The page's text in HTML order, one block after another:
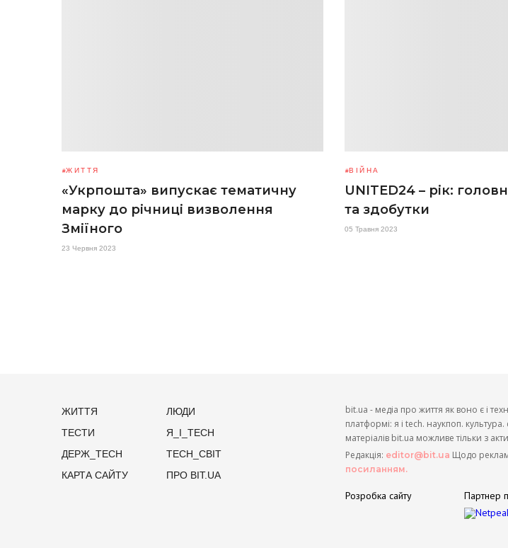
ЖИТТЯ
«Укрпошта» випускає тематичну
марку до річниці визволення
Зміїного
23 Червня 2023
ВІЙНА
UNITED24 – рік:
та здобутки
05 Травня 2023
ЖИТТЯ
ЛЮДИ
ТЕСТИ
Я_І_TECH
ДЕРЖ_TECH
TECH_СВІТ
КАРТА САЙТУ
ПРО BIT.UA
bit.ua - медіа про життя як воно є і
платформі: я і tech. наукпоп.
матеріалів bit.ua можливе тільки з
Редакція: editor@bit.ua Щодо
посиланням.
Розробка сайту Партнер